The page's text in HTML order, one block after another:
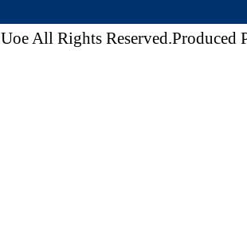
All Rights Reserved.Produced